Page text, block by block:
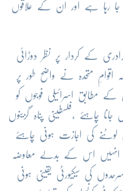
رہا ہے اور اُن کے علاقوں
کے کردار پر نظر دوڑائی
اقوامِ متحدہ نے واضح طور پر
کے مطابق اسرائیلی فوجوں کو
جانا چاہئے ،فلسطینی پناہ گزینوں
کی اجازت ہونی چاہئے
انہیں اس کے بدلے معاوضہ
کی سیکیورٹی یقینی ہونی